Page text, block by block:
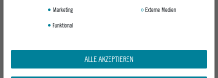
VERSAND
Marketing
Externe Medien
Funktional
ALLE AKZEPTIEREN